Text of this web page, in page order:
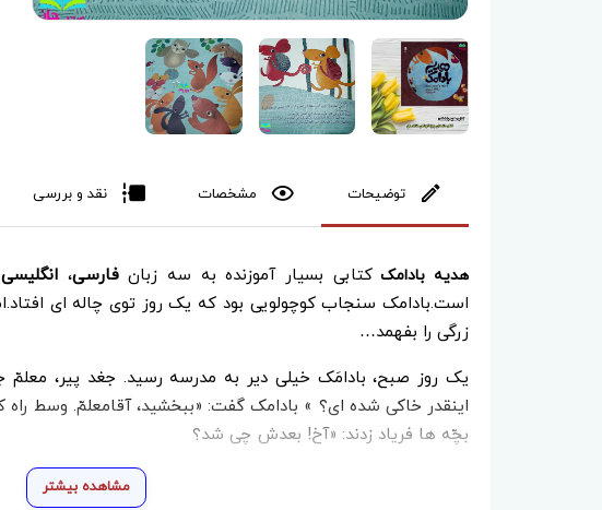
توضیحات مشخصات نقد و بررسی
هدیه بادامککتابی بسیار آموزنده به سه زبانفارسی، انگلیسی
است.بادامک سنجاب کوچولویی بود که یک روز توی چاله ای
زرگی را بفهمد…
یک روز صبح، بادامَک خیلی دیر به مدرسه رسید. جغد پیر، معلمّ
اینقدر خاکی شده ای؟ » بادامک گفت: «ببخشید، آقامعلمّ. وسط
بچّه ها فریاد زدند: «آخ! بعدش چی شد؟
مشاهده بیشتر